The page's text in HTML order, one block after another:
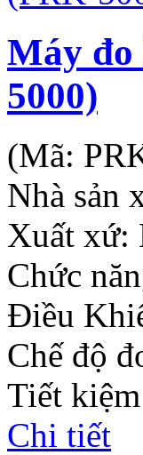
Máy đo
5000)
(Mã:
Nhà sản
Xuất xứ:
Chức
Điều
Chế độ
Tiết
Chi tiết